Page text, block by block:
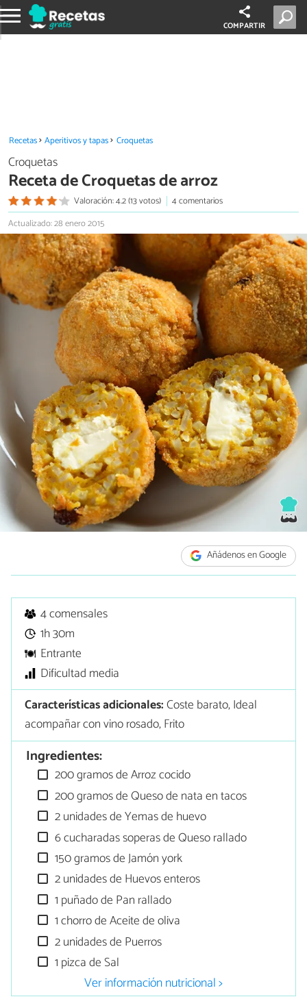
COMPARTIR
Recetas Aperitivos y tapas Croquetas
Croquetas
Receta de Croquetas de arroz
Valoración: 4.2 (13 votos)
4 comentarios
Actualizado: 28 enero 2015
Añádenos en Google
4 comensales
1h 30m
Entrante
Dificultad media
Características adicionales:Coste barato, Ideal
acompañar con vino rosado, Frito
Ingredientes:
200 gramos de Arroz cocido
200 gramos de Queso de nata en tacos
2 unidades de Yemas de huevo
6 cucharadas soperas de Queso rallado
150 gramos de Jamón york
2 unidades de Huevos enteros
1 puñado de Pan rallado
1 chorro de Aceite de oliva
2 unidades de Puerros
1 pizca de Sal
Ver información nutricional >